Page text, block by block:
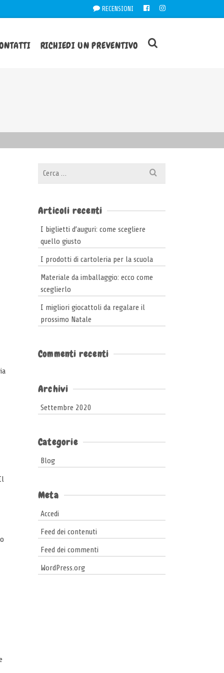
RECENSIONI
RICHIEDI UN PREVENTIVO
Cerca
Articoli recenti
I biglietti d’auguri: come scegliere
quello giusto
I prodotti di cartoleria per la scuola
Materiale da imballaggio: ecco come
sceglierlo
I migliori giocattoli da regalare il
prossimo Natale
Commenti recenti
Archivi
Settembre 2020
Categorie
Blog
Meta
Accedi
Feed dei contenuti
Feed dei commenti
WordPress.org